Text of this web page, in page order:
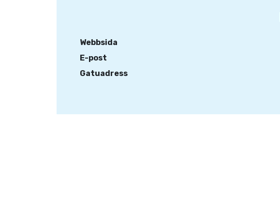
Webbsida
E-post
Gatuadress